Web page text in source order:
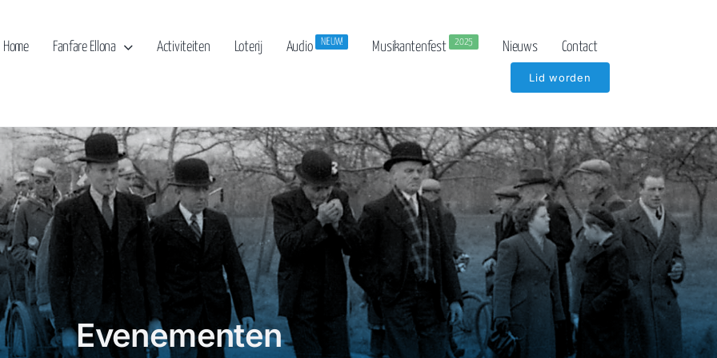
Home Fanfare Ellona Activiteiten Loterij Audio NIEUW! Musikantenfest 2025 Nieuws Contact
Lid worden
Evenementen